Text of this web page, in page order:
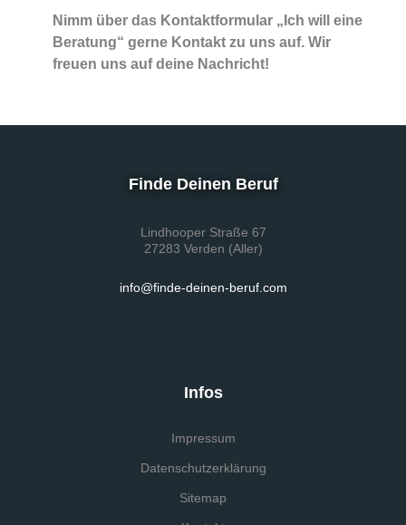
Nimm über das Kontaktformular „Ich will eine
Beratung“ gerne Kontakt zu uns auf. Wir
freuen uns auf deine Nachricht!
Finde Deinen Beruf
Lindhooper Straße 67
27283 Verden (Aller)
info@finde-deinen-beruf.com
Infos
Impressum
Datenschutzerklärung
Sitemap